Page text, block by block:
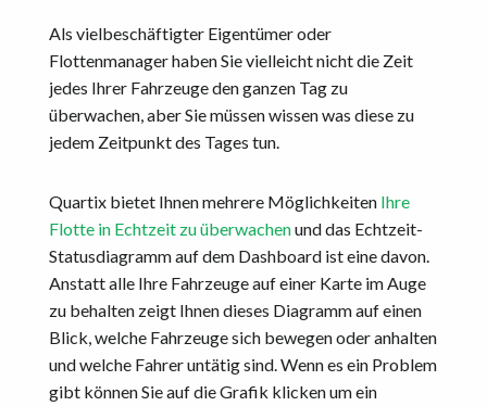
Als vielbeschäftigter Eigentümer oder
Flottenmanager haben Sie vielleicht nicht die Zeit
jedes Ihrer Fahrzeuge den ganzen Tag zu
überwachen, aber Sie müssen wissen was diese zu
jedem Zeitpunkt des Tages tun.
Quartix bietet Ihnen mehrere Möglichkeiten Ihre
Flotte in Echtzeit zu überwachenund das Echtzeit-
Statusdiagramm auf dem Dashboard ist eine davon.
Anstatt alle Ihre Fahrzeuge auf einer Karte im Auge
zu behalten zeigt Ihnen dieses Diagramm auf einen
Blick, welche Fahrzeuge sich bewegen oder anhalten
und welche Fahrer untätig sind. Wenn es ein Problem
gibt können Sie auf die Grafik klicken um ein